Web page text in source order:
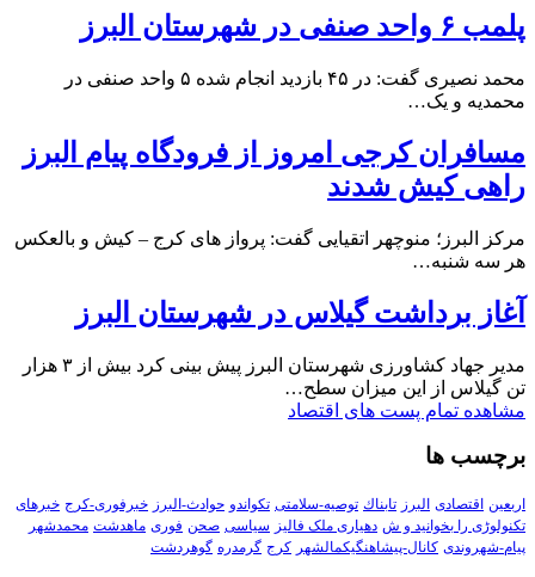
پلمب ۶ واحد صنفی در شهرستان البرز
محمد نصیری گفت: در ۴۵ بازدید انجام شده ۵ واحد صنفی در
محمدیه و یک…
مسافران کرجی امروز از فرودگاه پیام البرز
راهی کیش شدند
مرکز البرز؛ منوچهر اتقیایی گفت: پرواز های کرج – کیش و بالعکس
هر سه شنبه…
آغاز برداشت گیلاس در شهرستان البرز
مدیر جهاد کشاورزی شهرستان البرز پیش بینی کرد بیش از ۳ هزار
تن گیلاس از این میزان سطح…
مشاهده تمام پست های اقتصاد
برچسب ها
اربعین اقتصادی البرز تابناك توصیه-سلامتی تکواندو حوادث-البرز خبرفوری-کرج خبرهای
تکنولوڑی را بخوانید و ش دهیاری ملک فالیز سیاسی صحن فوری ماهدشت محمدشهر
پیام-شهروندی کانال-پیشاهنگیکمالشهر کرج گرمدره گوهردشت